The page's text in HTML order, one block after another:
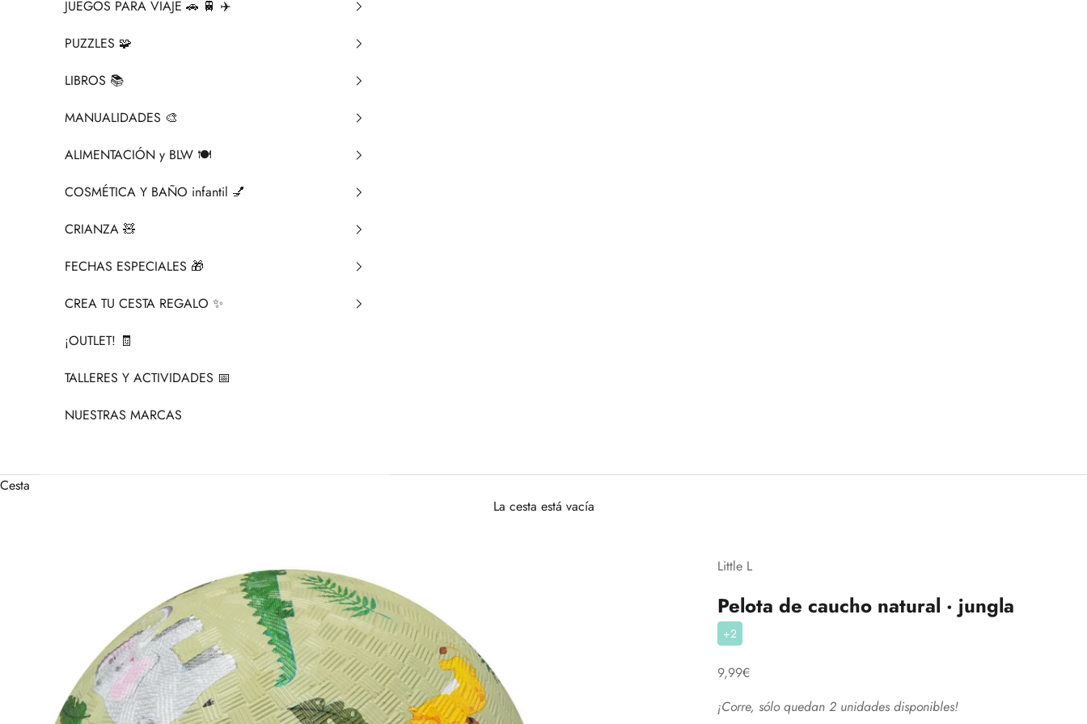
JUEGOS PARA VIAJE 🚗 🚆 ✈️
PUZZLES 🧩
LIBROS 📚​
MANUALIDADES 🎨​
ALIMENTACIÓN y BLW 🍽️
COSMÉTICA Y BAÑO infantil 💅
CRIANZA ​🧸​
FECHAS ESPECIALES 🎁
CREA TU CESTA REGALO ✨
¡OUTLET! 🧾
TALLERES Y ACTIVIDADES 📅
NUESTRAS MARCAS
Cesta
La cesta está vacía
Little L
Pelota de caucho natural · jungla
+2
Precio de oferta
9,99€
¡Corre, sólo quedan 2 unidades disponibles!